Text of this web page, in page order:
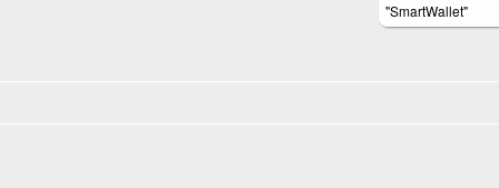
"SmartWallet"
Handgelenktasche